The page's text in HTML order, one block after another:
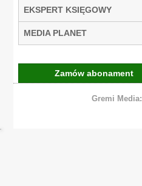
EKSPERT KSIĘGOWY
MEDIA PLANET
Zamów abonament
Gremi Media: